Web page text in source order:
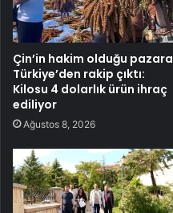
Çin’in hakim olduğu pazara
Türkiye’den rakip çıktı:
Kilosu 4 dolarlık ürün ihraç
ediliyor
Ağustos 8, 2026